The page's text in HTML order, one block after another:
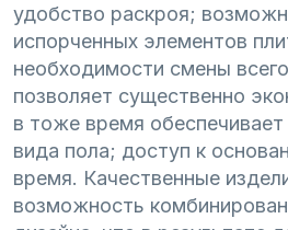
удобство раскроя;
испорченных элементов
необходимости смены
позволяет существенно
в тоже время
вида пола; доступ к
время. Качественные
возможность